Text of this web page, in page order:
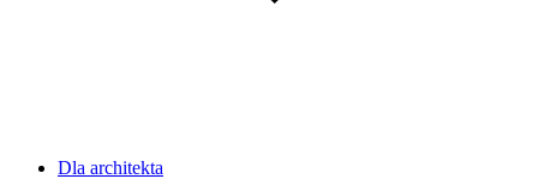
Dla architekta